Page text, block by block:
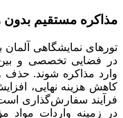
مذاکره مستقیم
تورهای نمایشگاهی
در فضایی تخصصی و
وارد مذاکره شوند. حذف
کاهش هزینه نهایی،
فرآیند سفارش‌گذاری